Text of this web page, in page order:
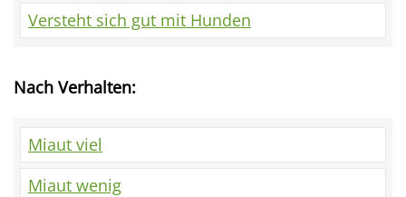
Versteht sich gut mit Hunden
Nach Verhalten:
Miaut viel
Miaut wenig